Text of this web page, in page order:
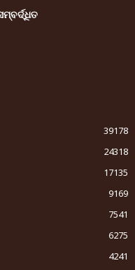
39178
24318
17135
9169
7541
6275
4241